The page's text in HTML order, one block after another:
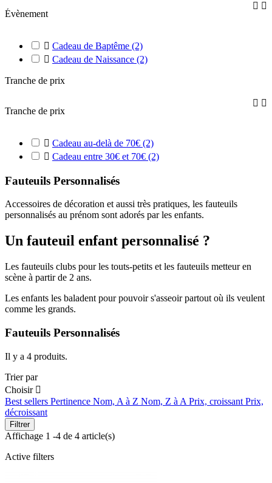
Évènement
 
 Cadeau de Baptême (2)
 Cadeau de Naissance (2)
Tranche de prix
Tranche de prix
 
 Cadeau au-delà de 70€ (2)
 Cadeau entre 30€ et 70€ (2)
Fauteuils Personnalisés
Accessoires de décoration et aussi très pratiques, les fauteuils
personnalisés au prénom sont adorés par les enfants.
Un fauteuil enfant personnalisé ?
Les fauteuils clubs pour les touts-petits et les fauteuils metteur en
scène à partir de 2 ans.
Les enfants les baladent pour pouvoir s'asseoir partout où ils veulent
comme les grands.
Fauteuils Personnalisés
Il y a 4 produits.
Trier par
Choisir 
Best sellers Pertinence Nom, A à Z Nom, Z à A Prix, croissant Prix,
décroissant
Filtrer
Affichage 1 -4 de 4 article(s)
Active filters